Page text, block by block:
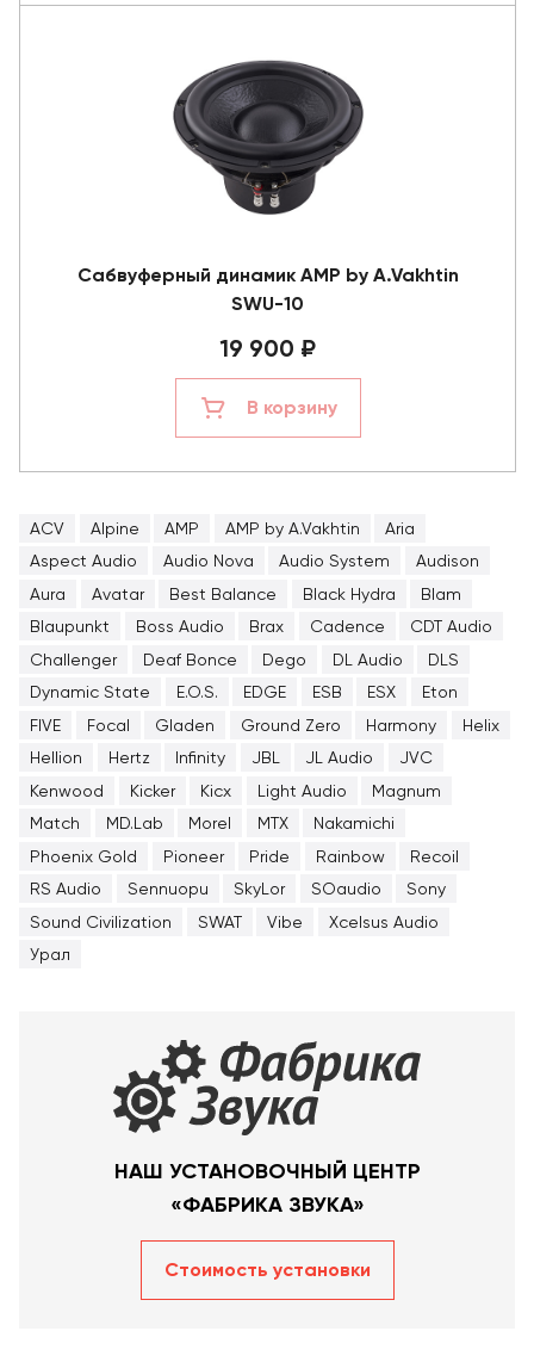
Сабвуферный динамик AMP by A.Vakhtin
SWU-10
19 900 ₽
В корзину
ACV Alpine AMP AMP by A.Vakhtin
Aria
Aspect Audio
Audio Nova Audio System
Audison
Aura
Avatar Best Balance Black Hydra
Blam
Blaupunkt
Boss Audio Brax Cadence
CDT Audio
Challenger
Deaf Bonce Dego DL Audio
DLS
Dynamic State
E.O.S. EDGE ESB ESX
Eton
FIVE
Focal Gladen Ground Zero Harmony
Helix
Hellion
Hertz Infinity JBL JL Audio
JVC
Kenwood
Kicker Kicx Light Audio
Magnum
Match
MD.Lab Morel MTX
Nakamichi
Phoenix Gold
Pioneer Pride Rainbow
Recoil
RS Audio
Sennuopu SkyLor SOaudio
Sony
Sound Civilization
SWAT Vibe
Xcelsus Audio
Урал
НАШ УСТАНОВОЧНЫЙ ЦЕНТР
«ФАБРИКА ЗВУКА»
Стоимость уcтановки